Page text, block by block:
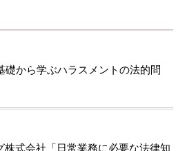
礎から学ぶハラスメントの法的問
株式会社「日常業務に必要な法律知